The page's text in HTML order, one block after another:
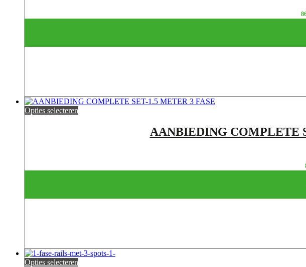
Opties selecteren
AANBIEDING COMPLETE
Opties selecteren